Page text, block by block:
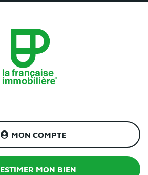
MON COMPTE
ESTIMER MON BIEN